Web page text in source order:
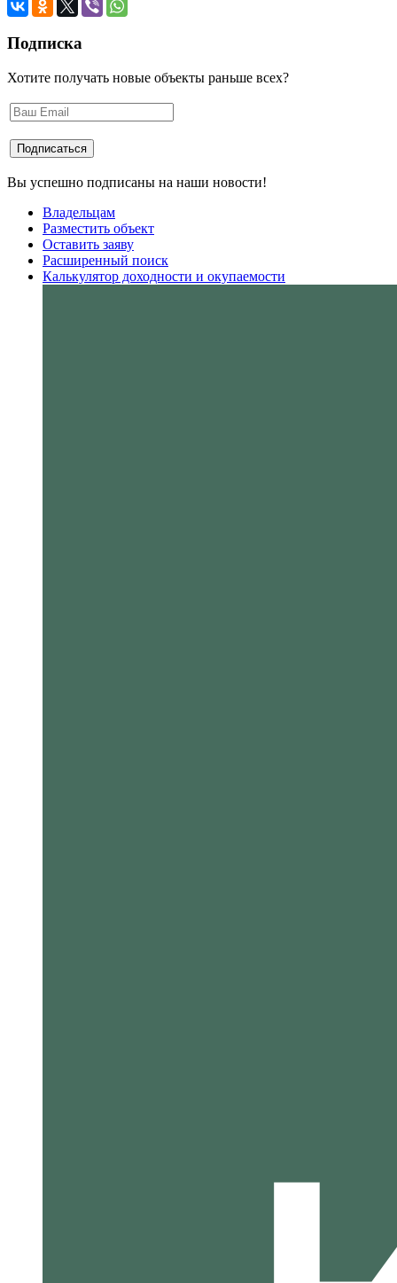
Подписка
Хотите получать новые объекты раньше всех?
Вы успешно подписаны на наши новости!
Владельцам
Разместить объект
Оставить заяву
Расширенный поиск
Калькулятор доходности и окупаемости